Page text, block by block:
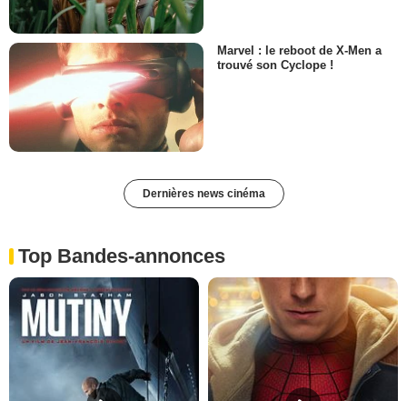
Marvel : le reboot de X-Men a
trouvé son Cyclope !
Dernières news cinéma
Top Bandes-annonces